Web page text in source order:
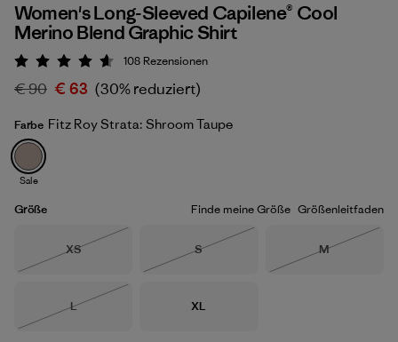
Fitz Roy Strata: Shroom Taupe
Women's Long-Sleeved Capilene® Cool
Merino Blend Graphic Shirt
Bewertung: 4.6 / 5
108 Rezensionen
€ 90 € 63 (30% reduziert)
Farbe Fitz Roy Strata: Shroom Taupe
Sale
Größe Finde meine Größe Größenleitfaden
Größe
XS
Größe
S
Größe
M
Größe
L
Größe
XL